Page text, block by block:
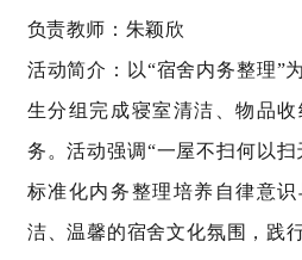
负责教师：朱颖欣
活动简介：以“宿舍内务整理”
生分组完成寝室清洁、物品
务。活动强调“一屋不扫何以
标准化内务整理培养自律意
洁、温馨的宿舍文化氛围，践